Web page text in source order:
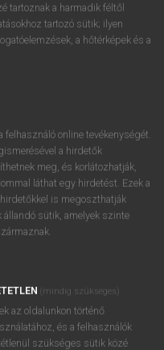
BŐVÍTMÉNY
tartoznak a harmadik féltől
tartozó sütik; ilyen
a hőtérképek és a
felhasználó online tevékenységét.
a hirdetők
meg, és korlátozhatják,
láthat egy hirdetést. Ezek a
is megoszthatják
állandó sütik, amelyek szinte
(mindig szükséges)
az oldalunkon történő
és a felhasználók
szükséges sütik közé